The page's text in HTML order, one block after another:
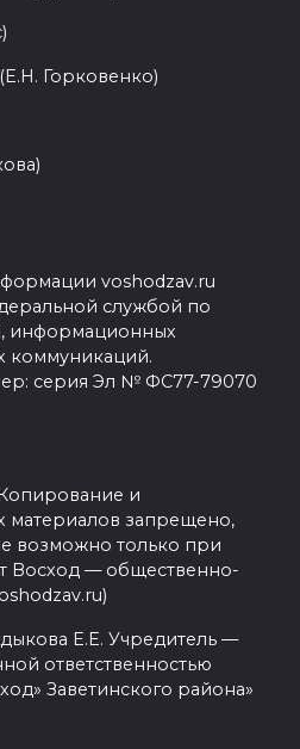
Горковенко)
voshodzav.ru
службой по
информационных
коммуникаций.
серия Эл № ФС77-79070
и
материалов запрещено,
возможно только при
Восход — общественно-
Е.Е. Учредитель —
ответственностью
Заветинского района»